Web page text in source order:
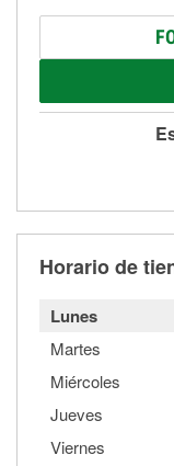
Horario de
Lunes
Martes
Miércoles
Jueves
Viernes